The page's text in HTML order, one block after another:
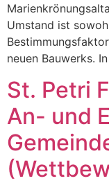
Umstand ist
neuen Bauwerks.
St. Petri
An- und